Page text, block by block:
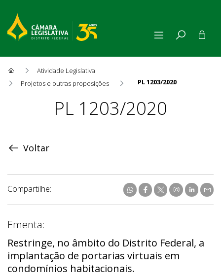
Atividade Legislativa
Projetos e outras proposições
PL 1203/2020
ProposiçãoPL 1203/2020
Voltar
Compartilhe:
Ementa:
Restringe, no âmbito do Distrito Federal, a
implantação de portarias virtuais em
condomínios habitacionais.